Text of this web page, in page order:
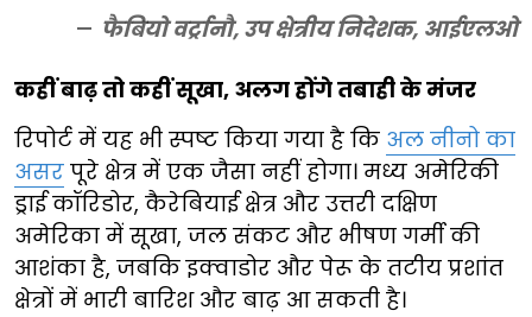
फैबियो वर्ट्रानौ, उप क्षेत्रीय निदेशक, आईएलओ
कहीं बाढ़ तो कहीं सूखा, अलग होंगे तबाही के मंजर
रिपोर्ट में यह भी स्पष्ट किया गया है कि अल नीनो का
असर पूरे क्षेत्र में एक जैसा नहीं होगा। मध्य अमेरिकी
ड्राई कॉरिडोर, कैरेबियाई क्षेत्र और उत्तरी दक्षिण
अमेरिका में सूखा, जल संकट और भीषण गर्मी की
आशंका है, जबकि इक्वाडोर और पेरू के तटीय प्रशांत
क्षेत्रों में भारी बारिश और बाढ़ आ सकती है।